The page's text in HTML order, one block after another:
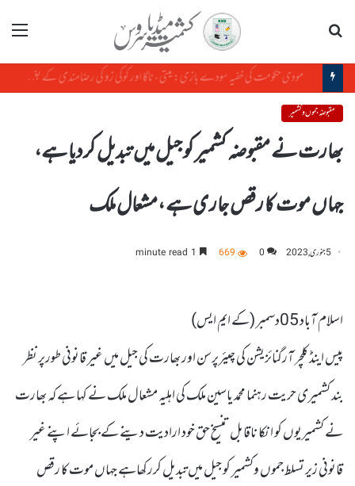
مینو
مودی حکومت کی خفیہ سودے بازی: میتی، ناگا اور کوکی زو کی رضامندی کے بغیر منی پور کی زمین کا سودا
مقبوضہ جموں و کشمیر
بھارت نے مقبوضہ کشمیر کو جیل میں تبدیل کردیا ہے،
جہاں موت کا رقص جاری ہے ،مشعال ملک
5 جنوری, 2023 0
669
اسلام آباد 05دسمبر (کے ایم ایس)
پیس اینڈ کلچر آرگنائزیشن کی چیئرپرسن اور بھارت کی جیل میں غیر قانونی طورپر نظر
بند کشمیری حریت رہنما محمد یاسین ملک کی اہلیہ مشعال ملک نے کہا ہے کہ بھارت
نے کشمیریوں کو انکا ناقابل تنسیخ حق خود ارادیت دینے کے بجائے اپنے غیر
قانونی زیر تسلط جموں وکشمیر کو جیل میں تبدیل کررکھاہے جہاں موت کا رقص